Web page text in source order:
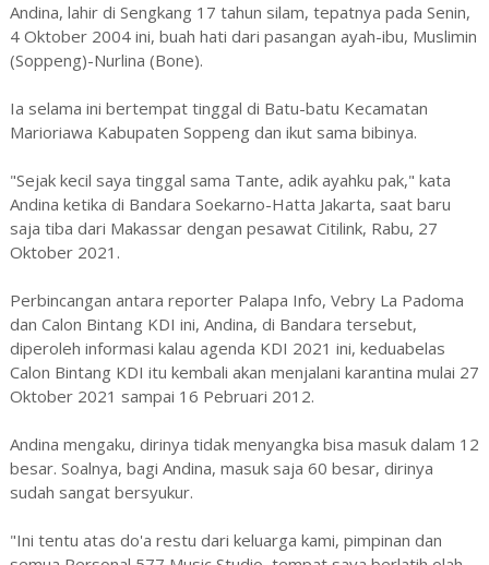
Andina, lahir di Sengkang 17 tahun silam, tepatnya pada Senin,
4 Oktober 2004 ini, buah hati dari pasangan ayah-ibu, Muslimin
(Soppeng)-Nurlina (Bone).
Ia selama ini bertempat tinggal di Batu-batu Kecamatan
Marioriawa Kabupaten Soppeng dan ikut sama bibinya.
"Sejak kecil saya tinggal sama Tante, adik ayahku pak," kata
Andina ketika di Bandara Soekarno-Hatta Jakarta, saat baru
saja tiba dari Makassar dengan pesawat Citilink, Rabu, 27
Oktober 2021.
Perbincangan antara reporter Palapa Info, Vebry La Padoma
dan Calon Bintang KDI ini, Andina, di Bandara tersebut,
diperoleh informasi kalau agenda KDI 2021 ini, keduabelas
Calon Bintang KDI itu kembali akan menjalani karantina mulai 27
Oktober 2021 sampai 16 Pebruari 2012.
Andina mengaku, dirinya tidak menyangka bisa masuk dalam 12
besar. Soalnya, bagi Andina, masuk saja 60 besar, dirinya
sudah sangat bersyukur.
"Ini tentu atas do'a restu dari keluarga kami, pimpinan dan